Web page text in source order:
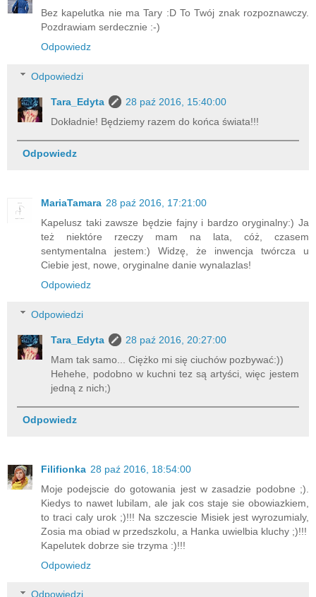
Bez kapelutka nie ma Tary :D To Twój znak rozpoznawczy.
Pozdrawiam serdecznie :-)
Odpowiedz
Odpowiedzi
Tara_Edyta
28 paź 2016, 15:40:00
Dokładnie! Będziemy razem do końca świata!!!
Odpowiedz
MariaTamara 28 paź 2016, 17:21:00
Kapelusz taki zawsze będzie fajny i bardzo oryginalny:) Ja
też niektóre rzeczy mam na lata, cóż, czasem
sentymentalna jestem:) Widzę, że inwencja twórcza u
Ciebie jest, nowe, oryginalne danie wynalazlas!
Odpowiedz
Odpowiedzi
Tara_Edyta
28 paź 2016, 20:27:00
Mam tak samo... Ciężko mi się ciuchów pozbywać:))
Hehehe, podobno w kuchni tez są artyści, więc jestem
jedną z nich;)
Odpowiedz
Filifionka 28 paź 2016, 18:54:00
Moje podejscie do gotowania jest w zasadzie podobne ;).
Kiedys to nawet lubilam, ale jak cos staje sie obowiazkiem,
to traci caly urok ;)!!! Na szczescie Misiek jest wyrozumialy,
Zosia ma obiad w przedszkolu, a Hanka uwielbia kluchy ;)!!!
Kapelutek dobrze sie trzyma :)!!!
Odpowiedz
Odpowiedzi